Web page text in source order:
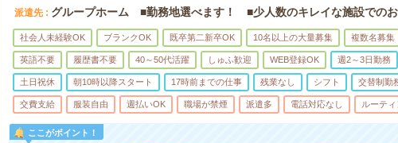
派遣先 グループホーム ■勤務地選べます！ ■少人数のキレイな施設でのお
社会人未経験OK ブランクOK 既卒第二新卒OK 10名以上の大量募集 複数名募集
英語不要 履歴書不要 40～50代活躍 しゅふ歓迎 WEB登録OK 週2～3日勤務
土日祝休 朝10時以降スタート 17時前までの仕事 残業なし シフト 交替制勤
交費支給 服装自由 週払いOK 職場が禁煙 派遣多 電話対応なし ルーティ
ここがポイント！